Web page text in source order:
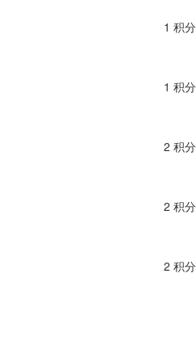
1 积分
1 积分
2 积分
2 积分
2 积分